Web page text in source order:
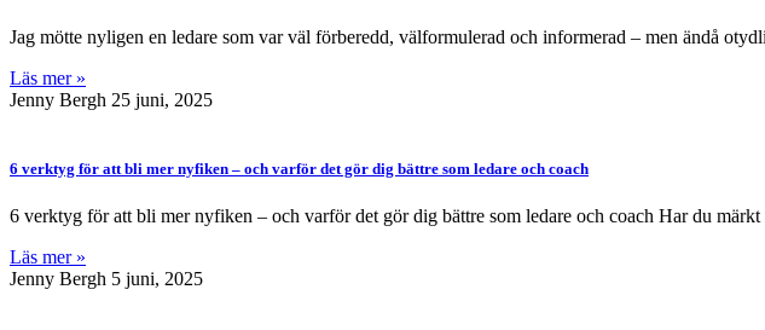
Jag mötte nyligen en ledare som var väl förberedd, välformulerad och informerad – men ändå
Läs mer »
Jenny Bergh 25 juni, 2025
6 verktyg för att bli mer nyfiken – och varför det gör dig bättre som ledare och coach
6 verktyg för att bli mer nyfiken – och varför det gör dig bättre som ledare och coach Har du
Läs mer »
Jenny Bergh 5 juni, 2025